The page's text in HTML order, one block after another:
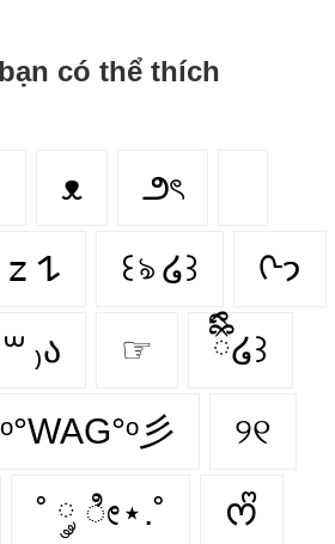
có thể thích
ᴥ ౨ৎ
ᶻ 𝗓 𐰁 ꒰ঌ ໒꒱ ᢉ𐭩
₎ა ☞ ྀིྀི໒꒱
彡 ୨୧
˚ ༘ ೀ⋆.˚ ᰔᩚ